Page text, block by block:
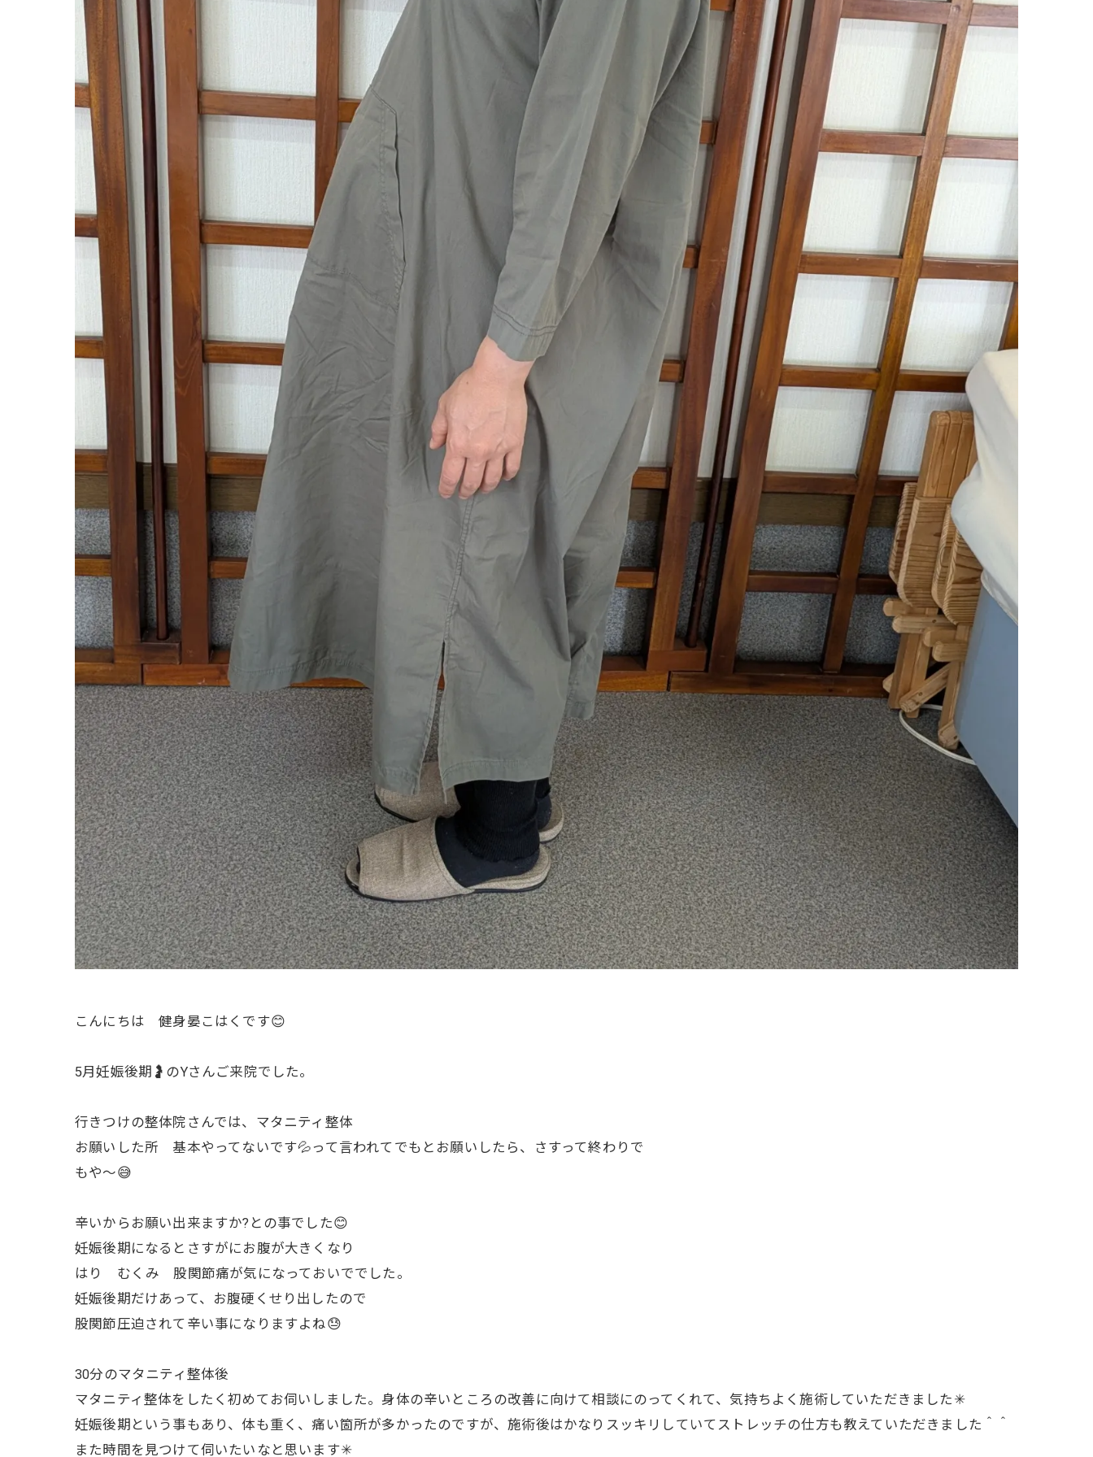
こんにちは 健身晏こはくです😊
5月妊娠後期🤰のYさんご来院でした。
行きつけの整体院さんでは、マタニティ整体
お願いした所 基本やってないです💦って言われてでもとお願いしたら、さすって終わりで
もや〜😅
辛いからお願い出来ますか?との事でした😊
妊娠後期になるとさすがにお腹が大きくなり
はり むくみ 股関節痛が気になっておいででした。
妊娠後期だけあって、お腹硬くせり出したので
股関節圧迫されて辛い事になりますよね😓
30分のマタニティ整体後
マタニティ整体をしたく初めてお伺いしました。身体の辛いところの改善に向けて相談にのってくれて、気持ちよく施術していただきました✳︎
妊娠後期という事もあり、体も重く、痛い箇所が多かったのですが、施術後はかなりスッキリしていてストレッチの仕方も教えていただきました＾＾
また時間を見つけて伺いたいなと思います✳︎